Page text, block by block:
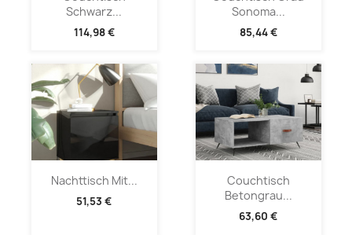
Schwarz...
114,98 €
Sonoma...
85,44 €
Nachttisch Mit...
51,53 €
Couchtisch
Betongrau...
63,60 €